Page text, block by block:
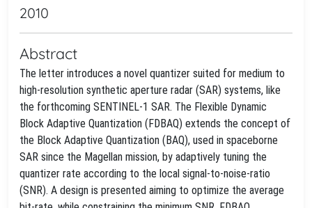
2010
Abstract
The letter introduces a novel quantizer suited for medium to
high-resolution synthetic aperture radar (SAR) systems, like
the forthcoming SENTINEL-1 SAR. The Flexible Dynamic
Block Adaptive Quantization (FDBAQ) extends the concept of
the Block Adaptive Quantization (BAQ), used in spaceborne
SAR since the Magellan mission, by adaptively tuning the
quantizer rate according to the local signal-to-noise-ratio
(SNR). A design is presented aiming to optimize the average